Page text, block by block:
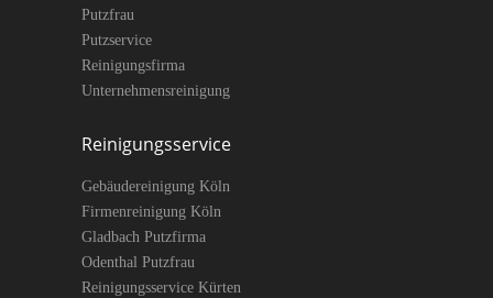
Putzfrau
Putzservice
Reinigungsfirma
Unternehmensreinigung
Reinigungsservice
Gebäudereinigung Köln
Firmenreinigung Köln
Gladbach Putzfirma
Odenthal Putzfrau
Reinigungsservice Kürten